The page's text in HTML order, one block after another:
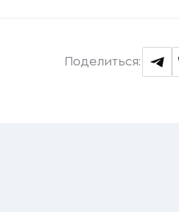
Поделиться: